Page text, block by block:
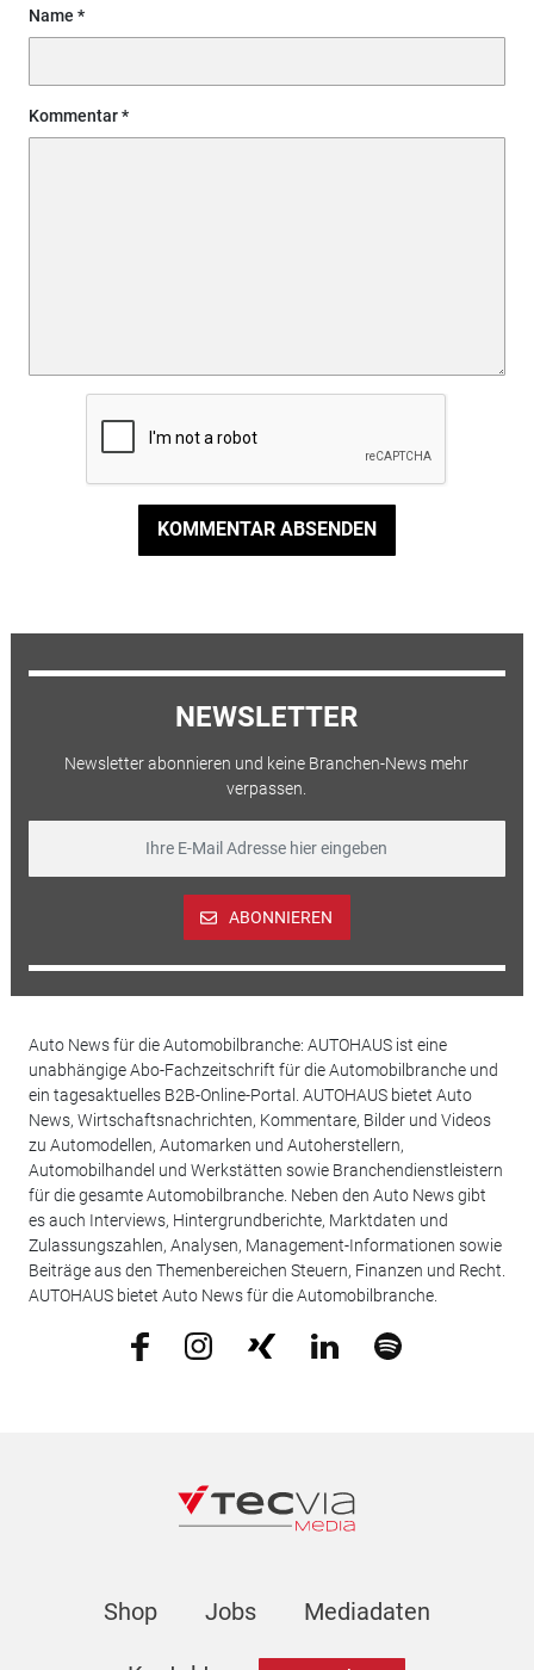
Name
Kommentar
KOMMENTAR ABSENDEN
NEWSLETTER
Newsletter abonnieren und keine Branchen-News mehr
verpassen.
ABONNIEREN
Auto News für die Automobilbranche: AUTOHAUS ist eine
unabhängige Abo-Fachzeitschrift für die Automobilbranche und
ein tagesaktuelles B2B-Online-Portal. AUTOHAUS bietet Auto
News, Wirtschaftsnachrichten, Kommentare, Bilder und Videos
zu Automodellen, Automarken und Autoherstellern,
Automobilhandel und Werkstätten sowie Branchendienstleistern
für die gesamte Automobilbranche. Neben den Auto News gibt
es auch Interviews, Hintergrundberichte, Marktdaten und
Zulassungszahlen, Analysen, Management-Informationen sowie
Beiträge aus den Themenbereichen Steuern, Finanzen und Recht.
AUTOHAUS bietet Auto News für die Automobilbranche.
Shop Jobs Mediadaten